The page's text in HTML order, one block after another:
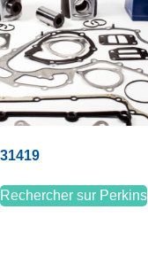
31419
Rechercher sur Perkins